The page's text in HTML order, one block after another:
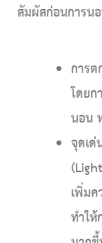
สัมผัสก่อนการน
การ
โดย
นอน
จุดเด่
เพิ่ม
ทำใ